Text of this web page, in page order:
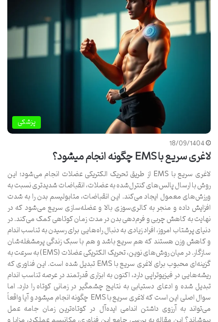
پزشکی
18/09/1404
لاغری سریع با EMS چگونه انجام میشود؟
لاغری سریع با EMS از طریق تحریک الکتریکی عضلات انجام می‌شود؛ این
روش با ارسال پالس‌های کنترل‌شده به عضلات، انقباضات شدیدتری نسبت به
ورزش‌های معمول ایجاد می‌کند. این انقباضات، متابولیسم بدن را به شدت
افزایش داده و منجر به کالری‌سوزی بالا و عضله‌سازی سریع می‌شود که در
نهایت به کاهش چربی و فرم‌دهی بدن در مدت زمان کوتاهی کمک می‌کند. در
دنیای پرشتاب امروز، افراد زیادی به دنبال راه‌هایی برای رسیدن به تناسب اندام
و کاهش وزن هستند که هم سریع باشد و هم با سبک زندگی پرمشغله‌شان
سازگار. در میان روش‌های نوین، تحریک الکتریکی عضلات (EMS) به سرعت به
گزینه‌ای محبوب برای لاغری سریع با EMS تبدیل شده است. این فناوری که
ریشه‌هایی در فیزیوتراپی دارد، اکنون به ابزاری قدرتمند در عرصه تناسب اندام
تبدیل شده و ادعای دستیابی به نتایج چشمگیر در زمانی کوتاه را دارد. اما
سوال اصلی این است که لاغری سریع با EMS چگونه انجام میشود و آیا واقعاً
می‌تواند به آرزوی داشتن اندامی ایده‌آل در کوتاه‌ترین زمان جامه عمل